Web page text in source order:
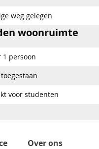
weg gelegen
woonruimte
1 persoon
voor studenten
Over ons